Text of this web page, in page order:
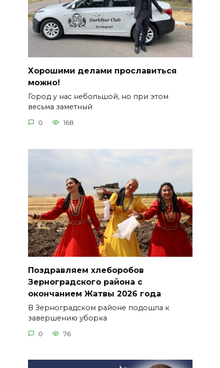
Хорошими делами прославиться
можно!
Город у нас небольшой, но при этом
весьма заметный
0 168
Поздравляем хлеборобов
Зерноградского района с
окончанием Жатвы 2026 года
В Зерноградском районе подошла к
завершению уборка
0 76